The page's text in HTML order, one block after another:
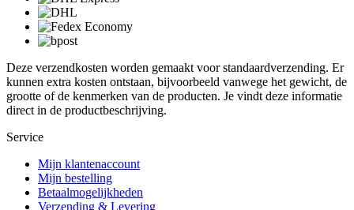
Deze verzendkosten worden gemaakt voor standaardverzending. Er
kunnen extra kosten ontstaan, bijvoorbeeld vanwege het gewicht, de
grootte of de kenmerken van de producten. Je vindt deze informatie
direct in de productbeschrijving.
Service
Mijn klantenaccount
Mijn bestelling
Betaalmogelijkheden
Verzending & Levering